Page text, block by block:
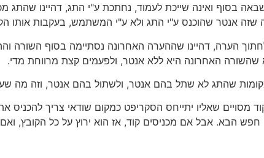
בסוף ואינה שייכת לעמוד, נחתכת ע"י התג, דהיינו שהתג
שזה אנטר שהוכנס ע"י התג ולא ע"י המשתמש, בעקבות אותו
הערה, דהיינו שההערה האחרונה נסתיימה בסוף השורה
שהשורה האחרונה היא ללא אנטר, ולפעמים קצת מרווחת מדי.
שהתג לא שתל בהם אנטר, ולשתול בהם אנטר, וזה מה
מסויים שאליו יתייחס הסקריפט כמקום שודאי צריך להכניס
הבא. אבל אם מכניסים קוד, אז הוא ירוץ על כל הקובץ,